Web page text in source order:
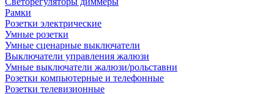
Рамки
Розетки электрические
Умные розетки
Умные сценарные выключатели
Выключатели управления жалюзи
Умные выключатели жалюзи/рольставни
Розетки компьютерные и телефонные
Розетки телевизионные